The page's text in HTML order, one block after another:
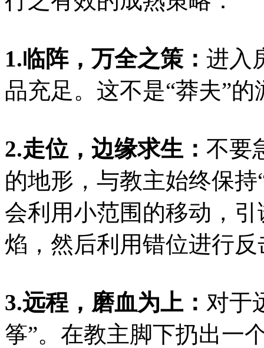
1.临阵，万全之策： 进入
品充足。这不是“莽夫”
2.走位，边缘求生： 不要
的地形，与教主始终保
会利用小范围的移动，
焰，然后利用错位进行反
3.远程，磨血为上： 对于
筝”。在教主脚下扔出一